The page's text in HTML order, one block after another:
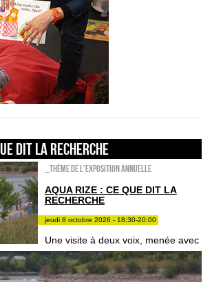
que dit la recherche
_Thème de l'exposition annuelle
AQUA RIZE : CE QUE DIT LA
RECHERCHE
jeudi 8 octobre 2026 - 18:30-20:00
Une visite à deux voix, menée avec